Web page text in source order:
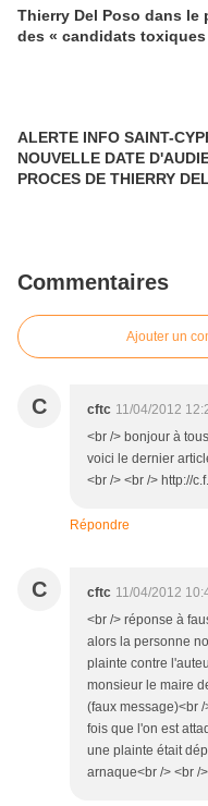
Thierry Del Poso dans le
des « candidats toxiques
ALERTE INFO SAINT-
NOUVELLE DATE
PROCES DE THIERRY
Commentaires
Ajouter un
C cftc 11/04/2012
<br /> bonjour à
voici le dernier
<br /> <br /> http://
Répondre
C cftc 11/04/2012
<br /> réponse à
alors la personne
plainte contre
monsieur le maire
(faux message)<br
fois que l'on est
une plainte était
arnaque<br /> <br /